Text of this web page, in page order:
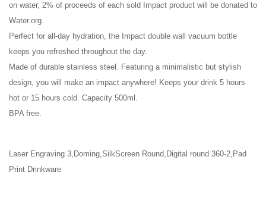
on water, 2% of proceeds of each sold Impact product will be donated to
Water.org.
Perfect for all-day hydration, the Impact double wall vacuum bottle
keeps you refreshed throughout the day.
Made of durable stainless steel. Featuring a minimalistic but stylish
design, you will make an impact anywhere! Keeps your drink 5 hours
hot or 15 hours cold. Capacity 500ml.
BPA free.
Laser Engraving 3,Doming,SilkScreen Round,Digital round 360-2,Pad
Print Drinkware